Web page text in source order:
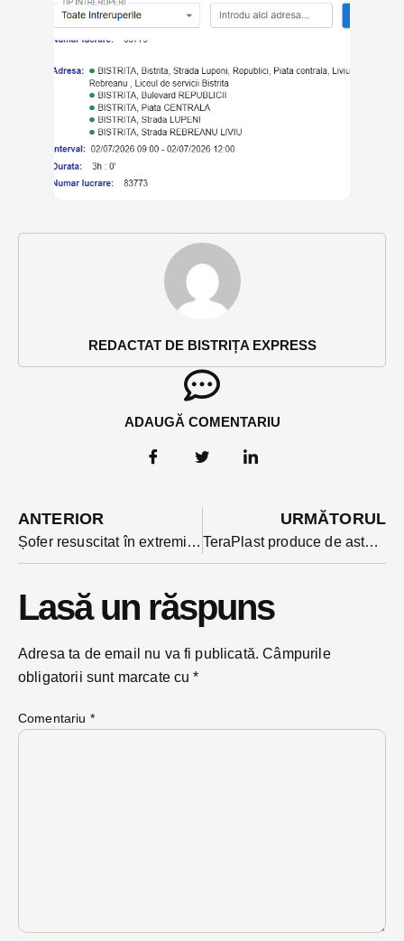
REDACTAT DE BISTRIȚA EXPRESS
ADAUGĂ COMENTARIU
ANTERIOR
Șofer resuscitat în extremis după ce a fost găsit în stop cardiac într-o mașină oprită în Bistrița
URMĂTORUL
TeraPlast produce de astăzi și în Spania. Compania anunță finalizarea achiziției fabricii de țevi de lângă Bilbao
Lasă un răspuns
Adresa ta de email nu va fi publicată. Câmpurile
obligatorii sunt marcate cu*
Comentariu *